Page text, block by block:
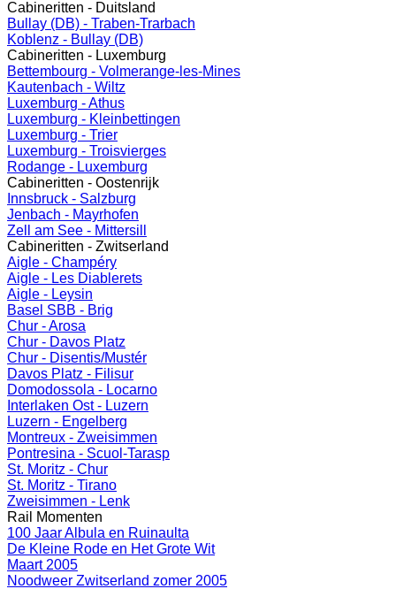
Cabineritten - Duitsland
Bullay (DB) - Traben-Trarbach
Koblenz - Bullay (DB)
Cabineritten - Luxemburg
Bettembourg - Volmerange-les-Mines
Kautenbach - Wiltz
Luxemburg - Athus
Luxemburg - Kleinbettingen
Luxemburg - Trier
Luxemburg - Troisvierges
Rodange - Luxemburg
Cabineritten - Oostenrijk
Innsbruck - Salzburg
Jenbach - Mayrhofen
Zell am See - Mittersill
Cabineritten - Zwitserland
Aigle - Champéry
Aigle - Les Diablerets
Aigle - Leysin
Basel SBB - Brig
Chur - Arosa
Chur - Davos Platz
Chur - Disentis/Mustér
Davos Platz - Filisur
Domodossola - Locarno
Interlaken Ost - Luzern
Luzern - Engelberg
Montreux - Zweisimmen
Pontresina - Scuol-Tarasp
St. Moritz - Chur
St. Moritz - Tirano
Zweisimmen - Lenk
Rail Momenten
100 Jaar Albula en Ruinaulta
De Kleine Rode en Het Grote Wit
Maart 2005
Noodweer Zwitserland zomer 2005